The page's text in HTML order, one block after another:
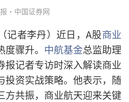
报·中国证券网
记者李丹）近日，A股商业
骤升。 中航基金总监助理
报记者专访时深入解读商业
投资实战策略。他表示，随
方共振，商业航天迎来关键